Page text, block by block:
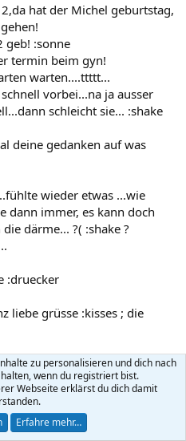
hat der Michel geburtstag,
geb! :sonne
termin beim gyn!
warten....ttttt...
vorbei...na ja ausser
schleicht sie... :shake
deine gedanken auf was
wieder etwas ...wie
dann immer, es kann doch
därme... ?( :shake ?
:druecker
liebe grüsse :kisses ; die
zu personalisieren und dich nach
wenn du registriert bist.
Webseite erklärst du dich damit
Erfahre mehr…